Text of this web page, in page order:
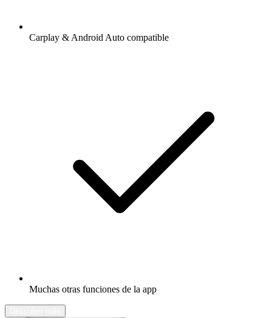
Carplay & Android Auto compatible
Muchas otras funciones de la app